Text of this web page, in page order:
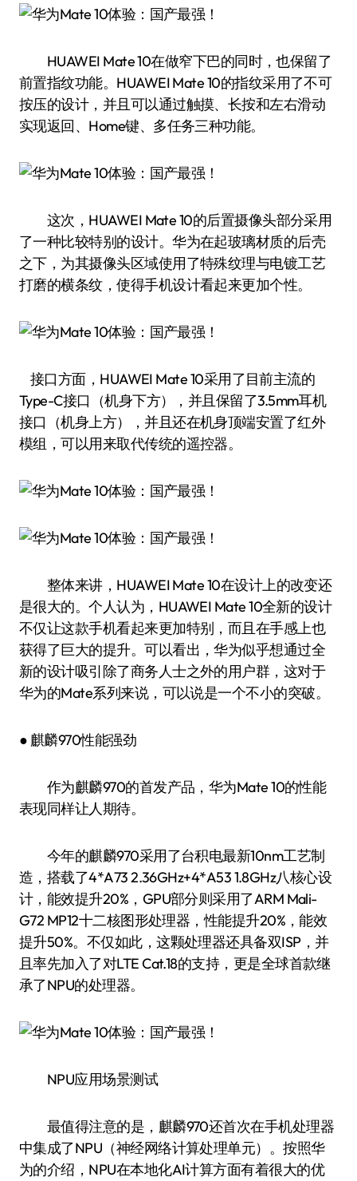
HUAWEI Mate 10在做窄下巴的同时，也保留了
前置指纹功能。HUAWEI Mate 10的指纹采用了不可
按压的设计，并且可以通过触摸、长按和左右滑动
实现返回、Home键、多任务三种功能。
这次，HUAWEI Mate 10的后置摄像头部分采用
了一种比较特别的设计。华为在起玻璃材质的后壳
之下，为其摄像头区域使用了特殊纹理与电镀工艺
打磨的横条纹，使得手机设计看起来更加个性。
接口方面，HUAWEI Mate 10采用了目前主流的
Type-C接口（机身下方），并且保留了3.5mm耳机
接口（机身上方），并且还在机身顶端安置了红外
模组，可以用来取代传统的遥控器。
整体来讲，HUAWEI Mate 10在设计上的改变还
是很大的。个人认为，HUAWEI Mate 10全新的设计
不仅让这款手机看起来更加特别，而且在手感上也
获得了巨大的提升。可以看出，华为似乎想通过全
新的设计吸引除了商务人士之外的用户群，这对于
华为的Mate系列来说，可以说是一个不小的突破。
● 麒麟970性能强劲
作为麒麟970的首发产品，华为Mate 10的性能
表现同样让人期待。
今年的麒麟970采用了台积电最新10nm工艺制
造，搭载了4*A73 2.36GHz+4*A53 1.8GHz八核心设
计，能效提升20%，GPU部分则采用了ARM Mali-
G72 MP12十二核图形处理器，性能提升20%，能效
提升50%。不仅如此，这颗处理器还具备双ISP，并
且率先加入了对LTE Cat.18的支持，更是全球首款继
承了NPU的处理器。
NPU应用场景测试
最值得注意的是，麒麟970还首次在手机处理器
中集成了NPU（神经网络计算处理单元）。按照华
为的介绍，NPU在本地化AI计算方面有着很大的优